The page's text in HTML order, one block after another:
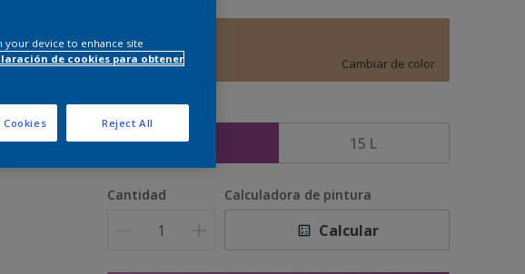
E7.18.65
Cambiar de color
5 L 15 L
Cantidad Calculadora de pintura
Calcular
your device to enhance site
de cookies para obtener
Reject All